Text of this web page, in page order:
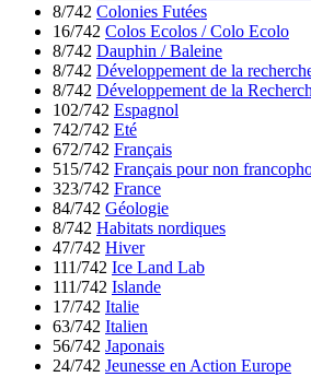
8/742 Colonies Futées
16/742 Colos Ecolos / Colo Ecolo
8/742 Dauphin / Baleine
8/742 Développement de la
8/742 Développement de la
102/742 Espagnol
742/742 Eté
672/742 Français
515/742 Français pour non
323/742 France
84/742 Géologie
8/742 Habitats nordiques
47/742 Hiver
111/742 Ice Land Lab
111/742 Islande
17/742 Italie
63/742 Italien
56/742 Japonais
24/742 Jeunesse en Action Europe